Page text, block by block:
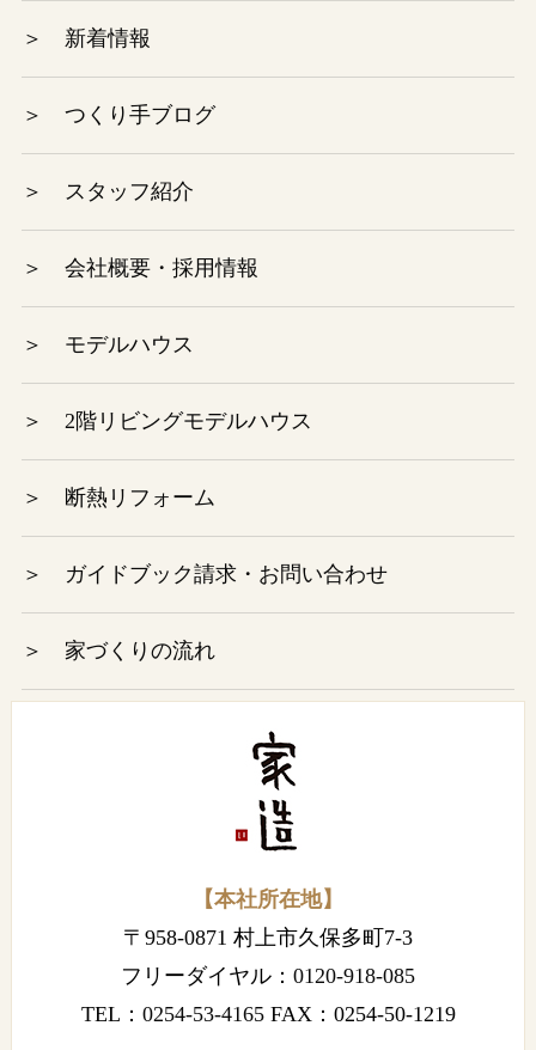
2023年8月
2023年7月
2023年3月
2023年2月
2022年12月
2022年10月
2022年5月
＞ 新着情報
＞ つくり手ブログ
＞ スタッフ紹介
＞ 会社概要・採用情報
＞ モデルハウス
＞ 2階リビングモデルハウス
＞ 断熱リフォーム
＞ ガイドブック請求・お問い合わせ
＞ 家づくりの流れ
【本社所在地】
〒958-0871 村上市久保多町7-3
フリーダイヤル： 0120-918-085
TEL： 0254-53-4165FAX：0254-50-1219